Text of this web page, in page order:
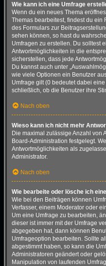
Wie kann ich eine Umfrage
Wenn du ein neues Thema
Themas bearbeitest, findest du ein
des Formulars zur
sehen können, so hast du
Umfragen zu erstellen. Du solltest
Antwortmöglichkeiten in die
sicherstellen, dass jede
Du kannst auch unter
wie viele Optionen ein Benutzer
Umfrage gilt (0 bedeutet dabei
schließlich, ob die Benutzer ihre
Nach oben
Wieso kann ich nicht mehr
Die maximal zulässige Anzahl von
Board-Administration festgelegt.
Antwortmöglichkeiten als
Administrator.
Nach oben
Wie bearbeite oder lösche ich
Wie bei den Beiträgen können
Verfasser, einem Moderator oder
Um eine Umfrage zu bearbeiten,
dieser ist immer mit der Umfrage
abgegeben hat, dann können
Umfrageoption bearbeiten. Sollte
abgestimmt haben, so kann die
Administratoren geändert oder
Manipulation von laufenden